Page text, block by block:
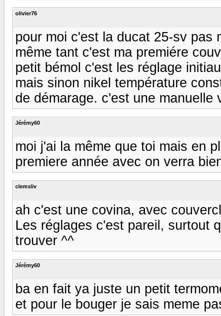
olivier76
pour moi c'est la ducat 25-sv pas
même tant c'est ma premiére
petit bémol c'est les réglage
mais sinon nikel température
de démarage. c'est une manuelle
Jérémy60
moi j'ai la même que toi mais en
premiere année avec on verra
clemsliv
ah c'est une covina, avec
Les réglages c'est pareil, surtout
trouver ^^
Jérémy60
ba en fait ya juste un petit
et pour le bouger je sais meme